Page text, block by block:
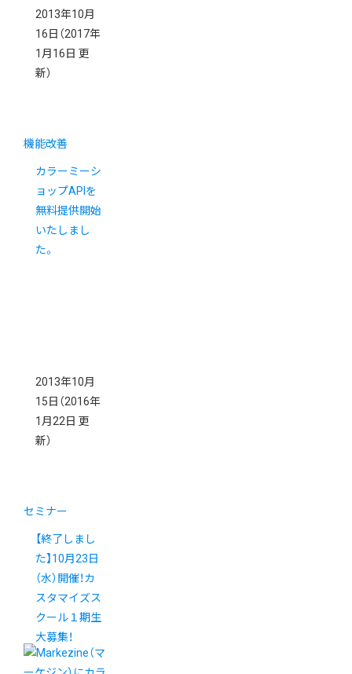
2013年10月
16日 （2017年
1月16日 更
新）
機能改善
カラーミーシ
ョップAPIを
無料提供開始
いたしまし
た。
2013年10月
15日 （2016年
1月22日 更
新）
セミナー
【終了しまし
た】10月23日
（水）開催！カ
スタマイズス
クール１期生
大募集！